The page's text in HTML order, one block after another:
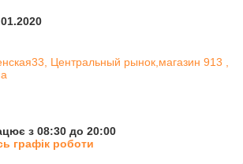
Центральный рынок,магазин 913 ,
з 08:30 до 20:00
графік роботи